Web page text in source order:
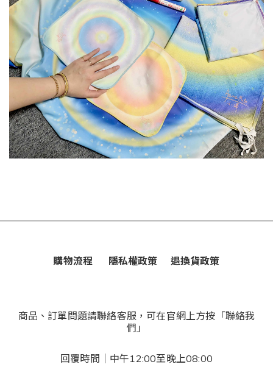
購物流程 隱私權政策 退換貨政策
商品、訂單問題請聯絡客服，可在官網上方按「聯絡我
們」
回覆時間｜中午12:00至晚上08:00